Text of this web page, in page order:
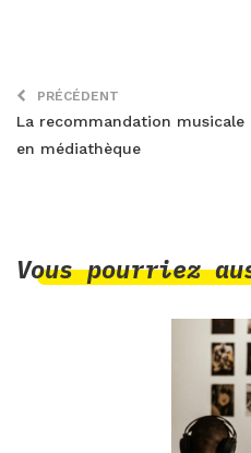
PRÉCÉDENT
La recommandation musicale
en médiathèque
Vous pourriez